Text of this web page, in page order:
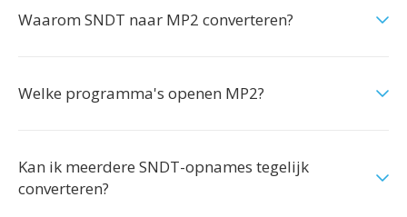
Waarom SNDT naar MP2 converteren?
Welke programma's openen MP2?
Kan ik meerdere SNDT-opnames tegelijk
converteren?